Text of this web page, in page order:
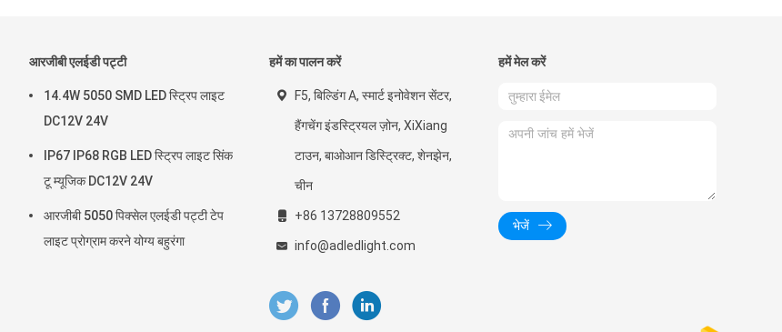
आरजीबी एलईडी पट्टी
14.4W 5050 SMD LED स्ट्रिप लाइट
DC12V 24V
IP67 IP68 RGB LED स्ट्रिप लाइट सिंक
टू म्यूजिक DC12V 24V
आरजीबी 5050 पिक्सेल एलईडी पट्टी टेप
लाइट प्रोग्राम करने योग्य बहुरंगा
हमें का पालन करें
F5, बिल्डिंग A, स्मार्ट इनोवेशन सेंटर,
हैंगचेंग इंडस्ट्रियल ज़ोन, XiXiang
टाउन, बाओआन डिस्ट्रिक्ट, शेनझेन,
चीन
+86 13728809552
info@adledlight.com
हमें मेल करें
भेजें